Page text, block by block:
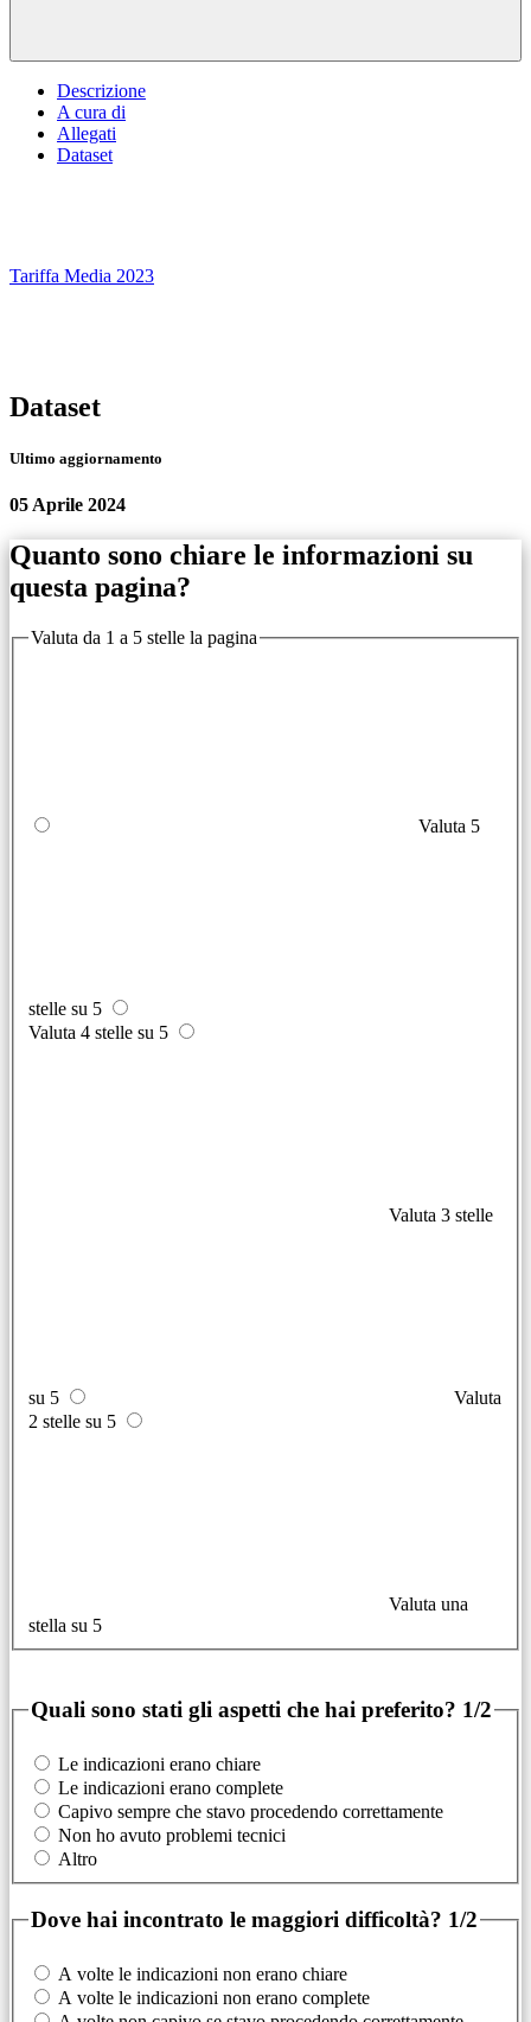
Descrizione
A cura di
Allegati
Dataset
Tariffa Media 2023
Dataset
Ultimo aggiornamento
05 Aprile 2024
Quanto sono chiare le informazioni su
questa pagina?
Valuta da 1 a 5 stelle la pagina
Valuta 5
stelle su 5
Valuta 4 stelle su 5
Valuta 3 stelle
su 5
Valuta
2 stelle su 5
Valuta una
stella su 5
Quali sono stati gli aspetti che hai preferito? 1/2
Le indicazioni erano chiare
Le indicazioni erano complete
Capivo sempre che stavo procedendo correttamente
Non ho avuto problemi tecnici
Altro
Dove hai incontrato le maggiori difficoltà? 1/2
A volte le indicazioni non erano chiare
A volte le indicazioni non erano complete